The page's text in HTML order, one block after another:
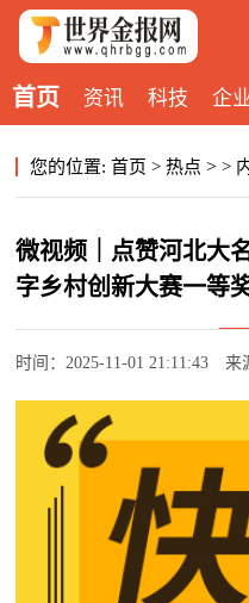
首页 资讯 科技 企
您的位置: 首页 > 热点 > >
微视频｜点赞河北大
字乡村创新大赛一等
时间：2025-11-01 21:11:43 来